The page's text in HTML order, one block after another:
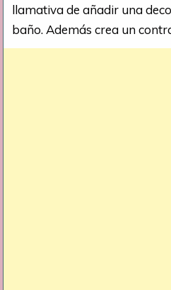
llamativa de añadir una
baño. Además crea un